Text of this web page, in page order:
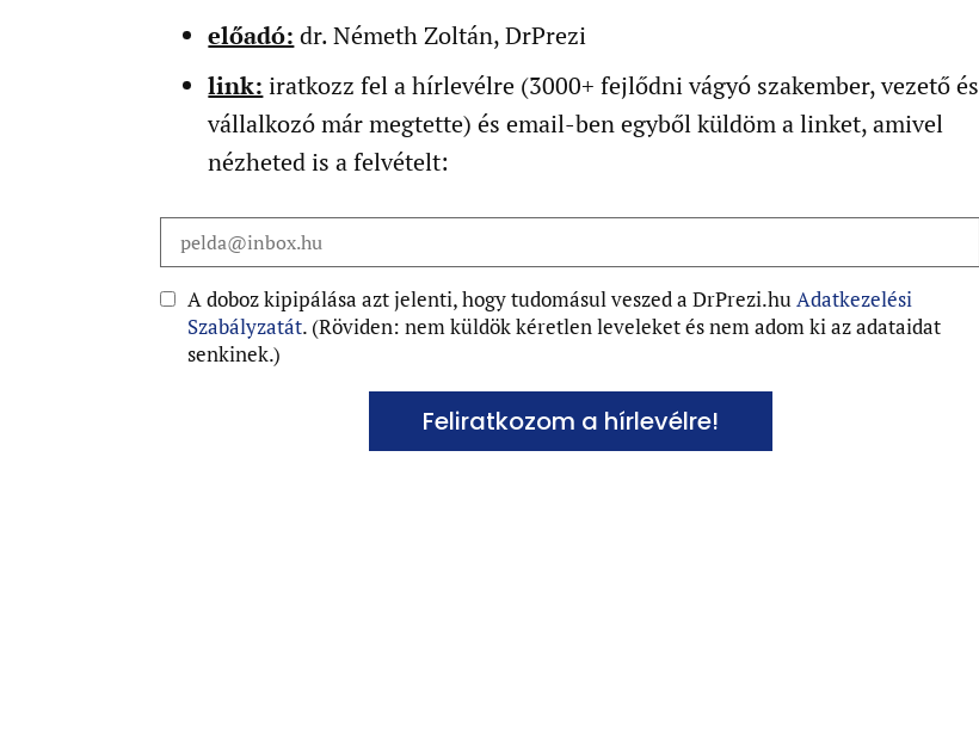
előadó: dr. Németh Zoltán, DrPrezi
link: iratkozz fel a hírlevélre (3000+ fejlődni vágyó szakember, vezető és
vállalkozó már megtette) és email-ben egyből küldöm a linket, amivel
nézheted is a felvételt:
A doboz kipipálása azt jelenti, hogy tudomásul veszed a DrPrezi.huAdatkezelési
Szabályzatát. (Röviden: nem küldök kéretlen leveleket és nem adom ki az adataidat
senkinek.)
Feliratkozom a hírlevélre!